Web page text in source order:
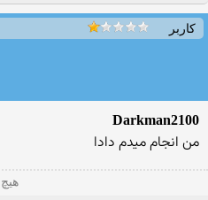
کاربر
Darkman2100
من انجام میدم دادا
هیچ